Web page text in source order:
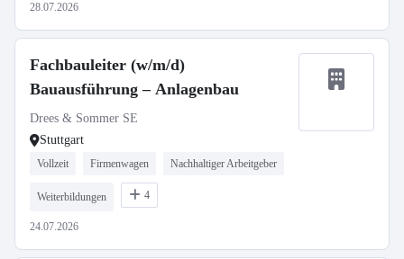
28.07.2026
Fachbauleiter (w/m/d)
Bauausführung – Anlagenbau
Drees & Sommer SE
Stuttgart
Vollzeit Firmenwagen Nachhaltiger Arbeitgeber
Weiterbildungen 4
24.07.2026